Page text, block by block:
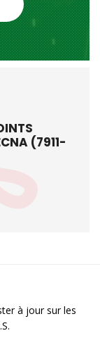
(7911-
à jour sur les